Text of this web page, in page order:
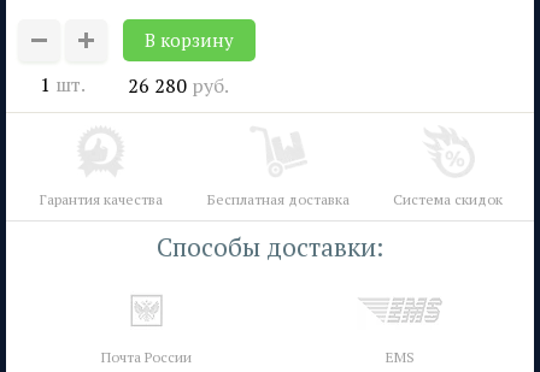
1 шт. 26 280 руб.
Гарантия качества Бесплатная доставка Система скидок
Способы доставки:
Почта России EMS